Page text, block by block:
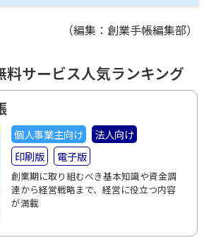
（編集：創業手帳編集部）
料サービス人気ランキング
個人事業主向け
法人向け
印刷版
電子版
創業期に取り組むべき基本知識や資金調
達から経営戦略まで、経営に役立つ内容
が満載